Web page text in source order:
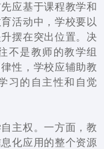
应基于课程教学和
活动中，学校要以
摆在突出位置。决
不是教师的教学组
性，学校应辅助教
习的自主性和自觉
主权。一方面，教
化应用的整个资源